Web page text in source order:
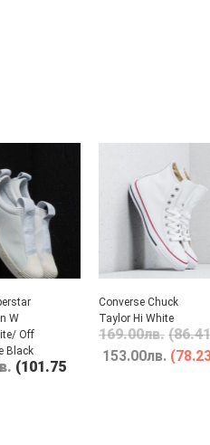
W
Off
Black
(101.75
Converse Chuck
Taylor Hi White
169.00лв.
153.00лв.